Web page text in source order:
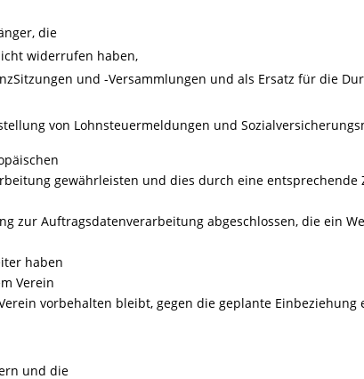
die
widerrufen haben,
und -Versammlungen und als Ersatz für die
von Lohnsteuermeldungen und
gewährleisten und dies durch eine entsprechende
zur Auftragsdatenverarbeitung abgeschlossen, die ein
haben
Verein
vorbehalten bleibt, gegen die geplante Einbeziehung
und die